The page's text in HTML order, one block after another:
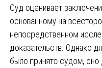
Суд оценивает
основанному на
непосредственном
доказательств. Однако
было принято судом, оно